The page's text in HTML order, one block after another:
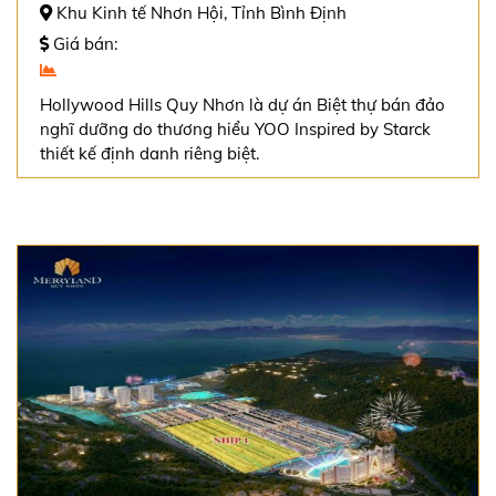
Khu Kinh tế Nhơn Hội, Tỉnh Bình Định
Giá bán:
Hollywood Hills Quy Nhơn là dự án Biệt thự bán đảo
nghĩ dưỡng do thương hiểu YOO Inspired by Starck
thiết kế định danh riêng biệt.